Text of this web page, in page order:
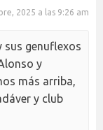
2025 a las 9:26 am
sus genuflexos
y
más arriba,
y club